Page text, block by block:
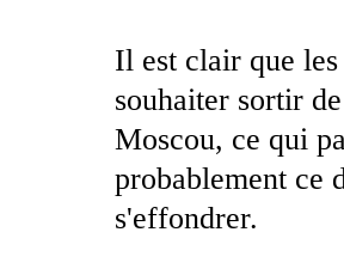
Il est clair que
souhaiter sortir
Moscou, ce qui
probablement ce
s'effondrer.